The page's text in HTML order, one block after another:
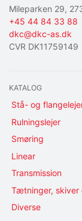
Mileparken 29,
+45 44 84 33 88
dkc@dkc-as.dk
CVR DK11759149
KATALOG
Stå- og
Rulningslejer
Smøring
Linear
Transmission
Tætninger, skiver
Diverse